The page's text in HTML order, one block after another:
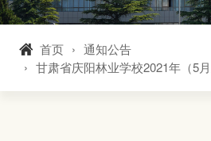
首页
通知公告
甘肃省庆阳林业学校2021年（5